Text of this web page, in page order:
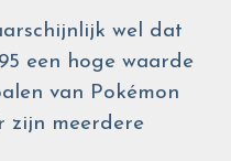
wel dat
een hoge waarde
van Pokémon
zijn meerdere